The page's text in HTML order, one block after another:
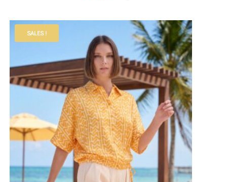
SALES !